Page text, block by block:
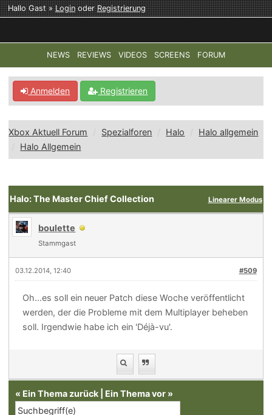
Hallo Gast »LoginoderRegistrierung
NEWS REVIEWS VIDEOS SCREENS FORUM
TOP-THEMEN: COD: MODERN WARFARE 4 HALO:
Anmelden Registrieren
Xbox Aktuell Forum Spezialforen Halo
Halo allgemein
Halo Allgemein
Linearer Modus
Halo: The Master Chief Collection
boulette
Stammgast
#509
03.12.2014, 12:40
Oh...es soll ein neuer Patch diese Woche veröffentlicht
werden, der die Probleme mit dem Multiplayer beheben
soll. Irgendwie habe ich ein 'Déjà-vu'.
« Ein Thema zurück Ein Thema vor »